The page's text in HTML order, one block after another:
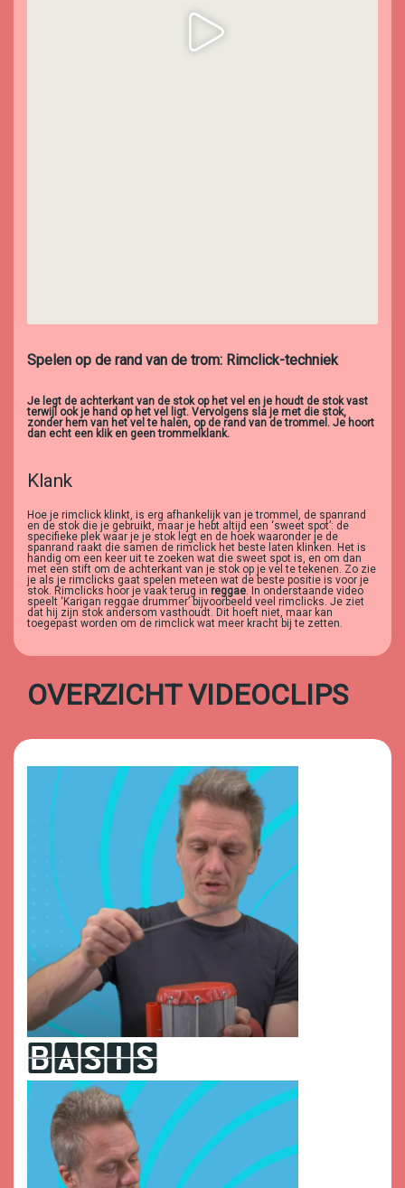
Spelen op de rand van de trom: Rimclick-techniek
Je legt de achterkant van de stok op het vel en je houdt de stok vast
terwijl ook je hand op het vel ligt. Vervolgens sla je met die stok,
zonder hem van het vel te halen, op de rand van de trommel. Je hoort
dan echt een klik en geen trommelklank.
Klank
Hoe je rimclick klinkt, is erg afhankelijk van je trommel, de spanrand
en de stok die je gebruikt, maar je hebt altijd een ‘sweet spot’: de
specifieke plek waar je je stok legt en de hoek waaronder je de
spanrand raakt die samen de rimclick het beste laten klinken. Het is
handig om een keer uit te zoeken wat die sweet spot is, en om dan
met een stift om de achterkant van je stok op je vel te tekenen. Zo zie
je als je rimclicks gaat spelen meteen wat de beste positie is voor je
stok. Rimclicks hoor je vaak terug in reggae . In onderstaande video
speelt ‘Karigan reggae drummer’ bijvoorbeeld veel rimclicks. Je ziet
dat hij zijn stok andersom vasthoudt. Dit hoeft niet, maar kan
toegepast worden om de rimclick wat meer kracht bij te zetten.
OVERZICHT VIDEOCLIPS
basis